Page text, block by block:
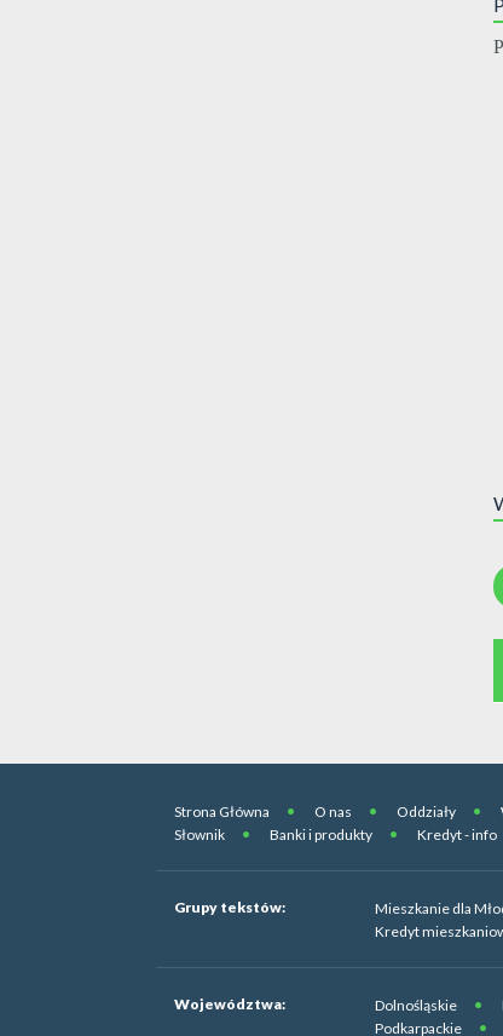
Strona Główna O nas Oddziały
Słownik
Banki i produkty Kredyt - info
Grupy tekstów: Mieszkanie dla
Kredyt
Województwa: Dolnośląskie
Podkarpackie